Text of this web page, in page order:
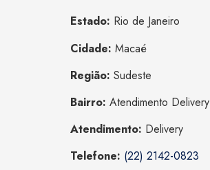
Estado: Rio de Janeiro
Cidade: Macaé
Região: Sudeste
Bairro: Atendimento Delivery
Atendimento: Delivery
Telefone: (22) 2142-0823